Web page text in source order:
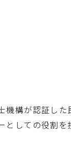
構が認証した
しての役割を